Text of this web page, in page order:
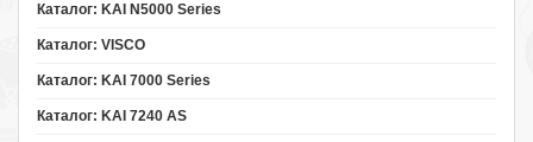
Каталог: KAI N5000 Series
Каталог: VISCO
Каталог: KAI 7000 Series
Каталог: KAI 7240 AS